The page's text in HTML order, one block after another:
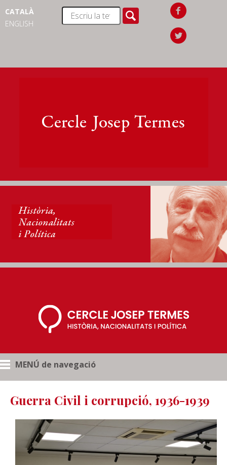
CATALÀ
ENGLISH
MENÚ de navegació
Guerra Civil i corrupció, 1936-1939